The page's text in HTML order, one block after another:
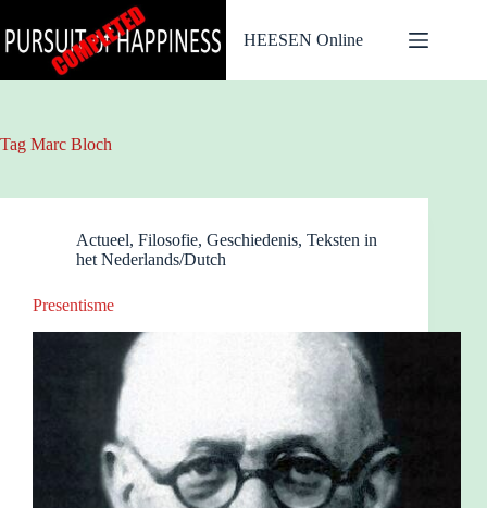
naar
de
HEESEN Online
Tag Marc Bloch
Actueel, Filosofie, Geschiedenis, Teksten in
het Nederlands/Dutch
Presentisme